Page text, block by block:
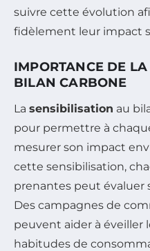
suivre cette évolution
fidèlement leur impact
IMPORTANCE DE
BILAN CARBONE
La sensibilisation au
pour permettre à
mesurer son impact
cette sensibilisation,
prenantes peut évaluer
Des campagnes de
peuvent aider à éveiller
habitudes de